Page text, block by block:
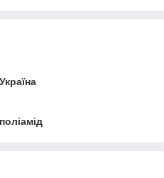
Україна
поліамід